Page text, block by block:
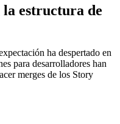
la estructura de
ha despertado en
para desarrolladores han
merges de los Story